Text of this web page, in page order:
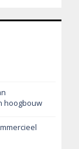
hoogbouw